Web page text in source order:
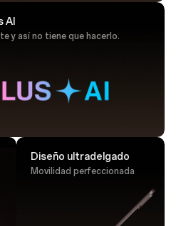
AI
y así no tiene que hacerlo.
Diseño ultradelgado
Movilidad perfeccionada
dibujar
ultrarrápida que